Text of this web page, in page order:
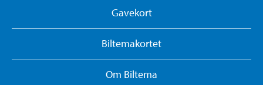
Gavekort
Biltemakortet
Om Biltema